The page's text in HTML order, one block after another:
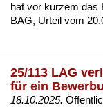
hat vor kur­zem das
BAG, Ur­teil vom
25/113 LAG
für ein
18.10.2025.